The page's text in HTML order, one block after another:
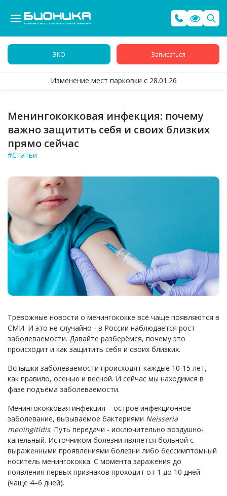
ЭКО Записаться
Изменение мест парковки с 28.01.26
Менингококковая инфекция: почему
важно защитить себя и своих близких
прямо сейчас
#Статьи
Тревожные новости о менингококке всё чаще появляются в
СМИ. И это не случайно - в России наблюдается рост
заболеваемости. Давайте разберёмся, почему это
происходит и как защитить себя и своих близких.
Вспышки заболеваемости происходят каждые 10-15 лет,
как правило, осенью и весной. И сейчас мы находимся в
фазе подъёма заболеваемости.
Менингококковая инфекция – острое инфекционное
заболевание, вызываемое бактериями Neisseria
meningitidis. Путь передачи - исключительно воздушно-
капельный. Источником болезни является больной с
выраженными проявлениями болезни либо бессимптомный
носитель менингококка. С момента заражения до
появления первых признаков проходит от 1 до 10 дней
(чаще 4–6 дней).